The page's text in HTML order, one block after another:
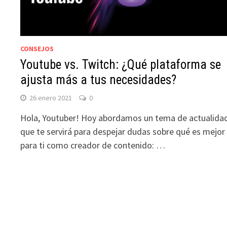
CONSEJOS
Youtube vs. Twitch: ¿Qué plataforma se
ajusta más a tus necesidades?
26 enero 2021 0
Hola, Youtuber! Hoy abordamos un tema de
que te servirá para despejar dudas sobre qué es mejor
para ti como creador de contenido: …